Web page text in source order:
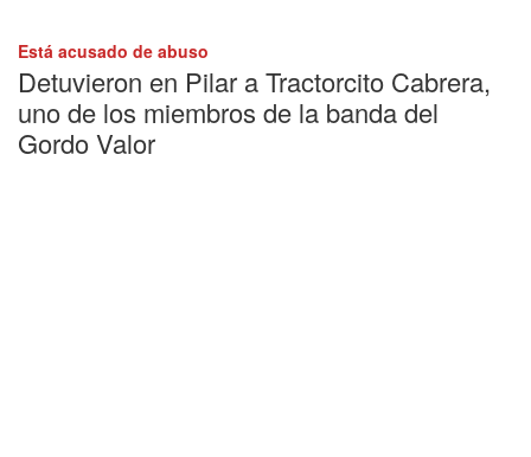
Está acusado de abuso
Detuvieron en Pilar a Tractorcito Cabrera,
uno de los miembros de la banda del
Gordo Valor